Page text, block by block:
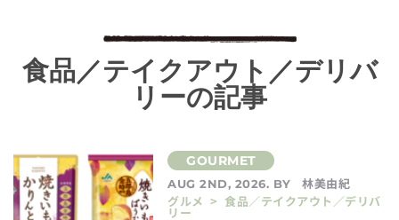
食品／テイクアウト／デリバ
リーの記事
AUG 2ND, 2026. BY
林美由紀
グルメ > 食品／テイクアウト／デリバ
リー